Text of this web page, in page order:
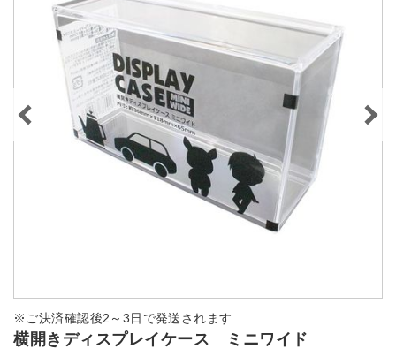
※ご決済確認後2～3日で発送されます
横開きディスプレイケース ミニワイド